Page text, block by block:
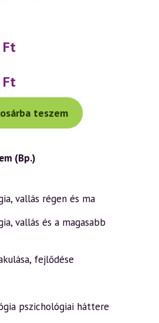
Ft
Ft
teszem
(Bp.)
vallás régen és ma
vallás és a magasabb
fejlődése
pszichológiai háttere